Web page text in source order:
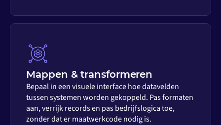
Mappen & transformeren
Bepaal in een visuele interface hoe datavelden
tussen systemen worden gekoppeld. Pas formaten
aan, verrijk records en pas bedrijfslogica toe,
zonder dat er maatwerkcode nodig is.